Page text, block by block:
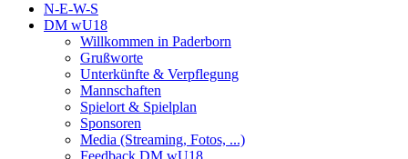
N-E-W-S
DM wU18
Willkommen in Paderborn
Grußworte
Unterkünfte & Verpflegung
Mannschaften
Spielort & Spielplan
Sponsoren
Media (Streaming, Fotos, ...)
Feedback DM wU18